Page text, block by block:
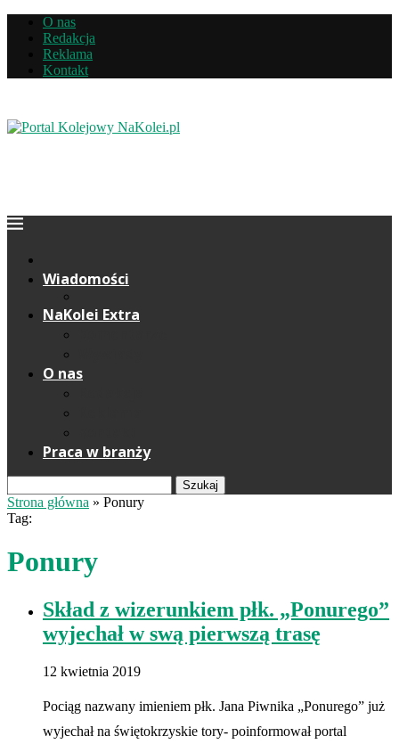
O nas
Redakcja
Reklama
Kontakt
Wiadomości
NaKolei Extra
O nas
Praca w branży
Szukaj
Strona główna » Ponury
Tag:
Ponury
Skład z wizerunkiem płk. „Ponurego”
wyjechał w swą pierwszą trasę
12 kwietnia 2019
Pociąg nazwany imieniem płk. Jana Piwnika „Ponurego” już
wyjechał na świętokrzyskie tory- poinformował portal